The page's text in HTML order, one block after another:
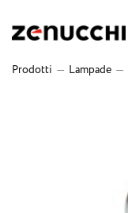
Prodotti — Lampade —